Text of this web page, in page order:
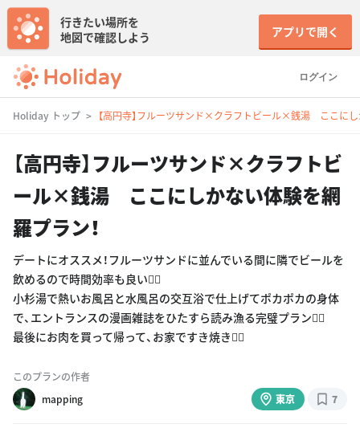
ログイン
行きたい場所を
地図で確認しよう
アプリで開く
Holiday トップ 【高円寺】フルーツサンド×クラフトビール×銭湯 ここにし
【高円寺】フルーツサンド×クラフトビ
ール×銭湯 ここにしかない体験を網
羅プラン！
デートにオススメ！フルーツサンドに並んでいる間に隣でビールを
飲めるので時間効率も良い🙆‍♀️
小杉湯で熱いお風呂と水風呂の交互浴で仕上げてポカポカの身体
で、エントランスの漫画雑誌をひたすら読み漁る完璧プラン🙆‍♀️
最後にお肉を買って帰って、お家ですき焼き🙆‍♀️
このプランの作者
mapping
東京 7